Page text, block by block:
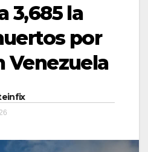
3,685 la
por
Venezuela